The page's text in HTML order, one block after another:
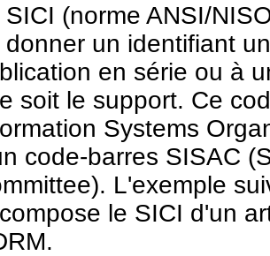
SICI (norme ANSI/
donner un identifiant
en série ou à
soit le support. Ce
Systems
code-barres SISAC
L'exemple
le SICI d'un